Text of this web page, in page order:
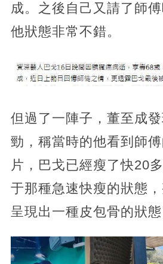
成。之後自己又請了師
他狀態非常不錯。
但過了一陣子，董至成
勁，稱當時的他看到師
片，巴戈已經瘦了快20
于那種急速快瘦的狀態
呈現出一種皮包骨的狀態